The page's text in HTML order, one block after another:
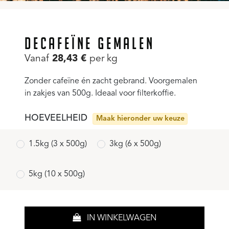
DECAFEÏNE GEMALEN
Vanaf 28,43 € per kg
Zonder cafeïne én zacht gebrand. Voorgemalen
in zakjes van 500g. Ideaal voor filterkoffie.
HOEVEELHEID Maak hieronder uw keuze
1.5kg (3 x 500g) 3kg (6 x 500g)
5kg (10 x 500g)
IN WINKELWAGEN